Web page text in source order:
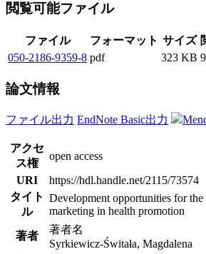
閲覧可能ファイル
ファイル フォーマット サイズ
050-2186-9359-8 pdf 323 KB
論文情報
ファイル出力 EndNote Basic出力
アクセ
ス権
open access
URI
https://hdl.handle.net/2115/73574
タイト
ル
Development opportunities for the
marketing in health promotion
著者
著者名
Syrkiewicz-Świtała, Magdalena